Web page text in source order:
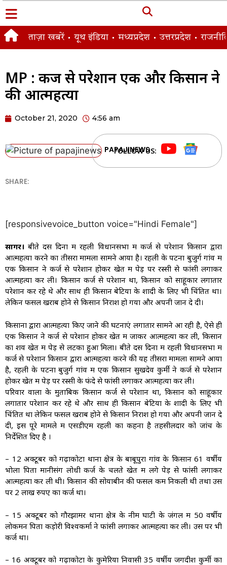
ताज़ा खबरें यूथ इंडिया मध्यप्रदेश उत्तरप्रदेश
MP : कर्ज से परेशान एक और किसान ने
की आत्महत्या
October 21, 2020 4:56 am
PAPAJINEWS
FOLLOW US:
SHARE:
[responsivevoice_button voice="Hindi Female"]
सागर। बीते दस दिनों में रहली विधानसभा में कर्ज से परेशान किसान द्वारा
आत्महत्या करने का तीसरा मामला सामने आया है। रहली के पटना बुजुर्ग गांव में
एक किसान ने कर्ज से परेशान होकर खेत में पेड़ पर रस्सी से फांसी लगाकर
आत्महत्या कर ली। किसान कर्ज से परेशान था, किसान को साहूकार लगातार
परेशान कर रहे थे और साथ ही किसान बेटियों के शादी के लिए भी चिंतित था।
लेकिन फसल खराब होने से किसान निराश हो गया और अपनी जान दे दी।
किसानों द्वारा आत्महत्या किए जाने की घटनाएं लगातार सामने आ रही है, ऐसे ही
एक किसान ने कर्ज से परेशान होकर खेत में जाकर आत्महत्या कर ली, किसान
का शव खेत में पेड़ से लटका हुआ मिला। बीते दस दिनों में रहली विधानसभा में
कर्ज से परेशान किसान द्वारा आत्महत्या करने की यह तीसरा मामला सामने आया
है, रहली के पटना बुजुर्ग गांव में एक किसान सुखदेव कुर्मी ने कर्ज से परेशान
होकर खेत में पेड़ पर रस्सी के फंदे से फांसी लगाकर आत्महत्या कर ली।
परिवार वालों के मुताबिक किसान कर्ज से परेशान था, किसान को साहूकार
लगातार परेशान कर रहे थे और साथ ही किसान बेटियों के शादी के लिए भी
चिंतित था लेकिन फसल खराब होने से किसान निराश हो गया और अपनी जान दे
दी, इस पूरे मामले में एसडीएम रहली का कहना है तहसीलदार को जांच के
निर्देशित दिए है ।
– 12 अक्टूबर को गढ़ाकाेटा थाना क्षेत्र के बाबूपुरा गांव के किसान 61 वर्षीय
भाेला पिता मानीसंग लोधी कर्ज के चलते खेत में लगे पेड़ से फांसी लगाकर
आत्महत्या कर ली थी। किसान की सोयाबीन की फसल कम निकली थी तथा उस
पर 2 लाख रुपए का कर्ज था।
– 15 अक्टूबर काे गाैरझामर थाना क्षेत्र के नीम घाटी के जंगल में 50 वर्षीय
लाेकमन पिता कड़ाेरी विश्वकर्मा ने फांसी लगाकर आत्महत्या कर ली। उस पर भी
कर्ज था।
– 16 अक्टूबर को गढ़ाकाेटा के कुमेरिया निवासी 35 वर्षीय जगदीश कुर्मी का